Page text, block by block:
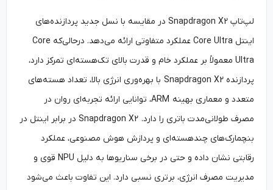
لپ‌تاپ Snapdragon X2 در مقایسه با نسل جدید پردازنده‌های
اینتل Core Ultra عملکرد متفاوتی ارائه می‌دهد. درحالی‌که Core
Ultra معمولاً بر عملکرد خام و قدرت بالای تک‌هسته‌ای تمرکز دارد،
پردازنده Snapdragon X2 با بهره‌وری انرژی بالا، تعداد هسته‌های
متعدد و معماری بهینه ARM، توانایی ارائه تجربه‌ای روان در
مصرف طولانی‌مدت باتری را دارد. Snapdragon X2 در برابر اینتل در
بنچمارک‌های چندهسته‌ای و پردازش هوش مصنوعی، عملکرد
رقابتی نشان داده و حتی در برخی سناریوها به دلیل NPU قوی و
مدیریت مصرف انرژی، برتری نسبی دارد. این تفاوت باعث می‌شود